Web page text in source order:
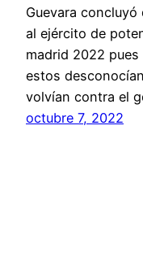
Guevara
al ejército de
madrid 2022
estos
volvían contra el
octubre 7, 2022